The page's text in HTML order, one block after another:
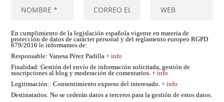
En cumplimiento de la legislación española vigente en materia de
protección de datos de carácter personal y del reglamento europeo RGPD
679/2016 le informamos de:
Responsable: Vanesa Pérez Padilla+ info
Finalidad: Gestión del envío de información solicitada, gestión de
suscripciones al blog y moderación de comentarios.+ info
Legitimación:: Consentimiento expreso del interesado.+ info
Destinatarios: No se cederán datos a terceros para la gestión de estos datos.